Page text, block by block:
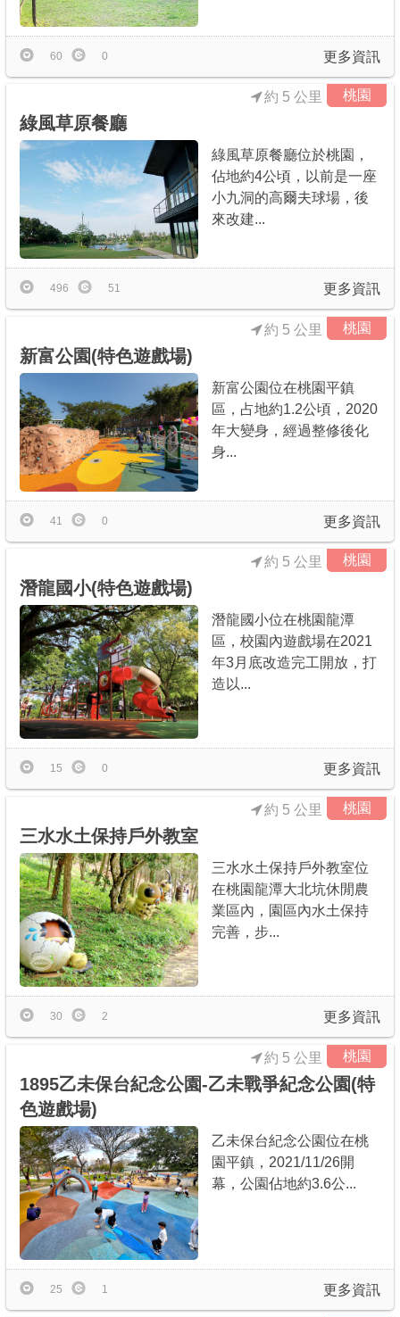
更多資訊
60 0
桃園
綠風草原餐廳
約 5 公里
綠風草原餐廳位於桃園，
佔地約4公頃，以前是一座
小九洞的高爾夫球場，後
來改建...
更多資訊
496 51
桃園
新富公園(特色遊戲場)
約 5 公里
新富公園位在桃園平鎮
區，占地約1.2公頃，2020
年大變身，經過整修後化
身...
更多資訊
41 0
桃園
潛龍國小(特色遊戲場)
約 5 公里
潛龍國小位在桃園龍潭
區，校園內遊戲場在2021
年3月底改造完工開放，打
造以...
更多資訊
15 0
桃園
三水水土保持戶外教室
約 5 公里
三水水土保持戶外教室位
在桃園龍潭大北坑休閒農
業區內，園區內水土保持
完善，步...
更多資訊
30 2
桃園
1895乙未保台紀念公園-乙未戰爭紀念公園(特
色遊戲場)
約 5 公里
乙未保台紀念公園位在桃
園平鎮，2021/11/26開
幕，公園佔地約3.6公...
更多資訊
25 1